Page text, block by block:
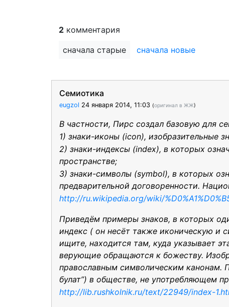
2 комментария
сначала старые
сначала новые
Семиотика
eugzol 24 января 2014, 11:03 (оригинал в ЖЖ)
В частности, Пирс создал базовую для
1) знаки-иконы (icon), изобразительные
2) знаки-индексы (index), в которых
пространстве;
3) знаки-символы (symbol), в которых
предварительной договоренности.
http://ru.wikipedia.org/wiki/
Приведём примеры знаков, в которых
индекс ( он несёт также иконическую и
ищите, находится там, куда указывает
верующие обращаются к божеству.
православным символическим канонам.
булат”) в обществе, не употребляющем
http://lib.rushkolnik.ru/text/22949/index-